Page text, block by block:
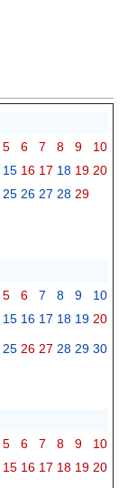
5 6 7 8 9
10
15 16 17 18 19 20
25 26 27 28 29
5 6 7 8 9
10
15 16 17 18 19 20
25 26 27 28 29 30
5 6 7 8 9
10
15 16 17 18 19 20